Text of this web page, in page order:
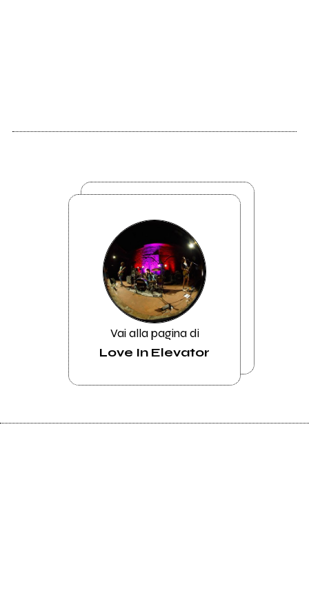
Vai alla pagina di
Love In Elevator